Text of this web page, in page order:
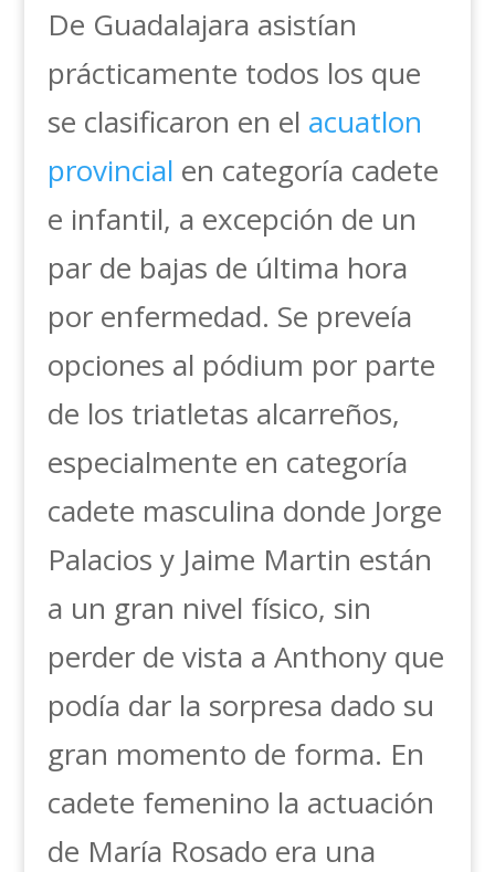
De Guadalajara asistían
prácticamente todos los que
se clasificaron en el acuatlon
provincial en categoría cadete
e infantil, a excepción de un
par de bajas de última hora
por enfermedad. Se preveía
opciones al pódium por parte
de los triatletas alcarreños,
especialmente en categoría
cadete masculina donde Jorge
Palacios y Jaime Martin están
a un gran nivel físico, sin
perder de vista a Anthony que
podía dar la sorpresa dado su
gran momento de forma. En
cadete femenino la actuación
de María Rosado era una